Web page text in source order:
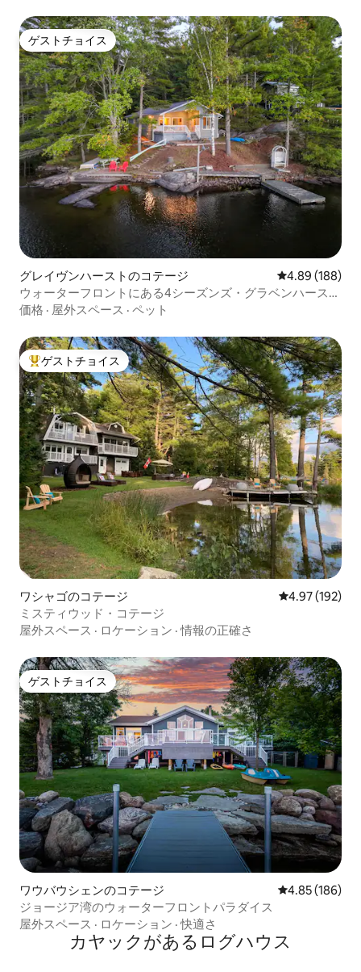
ゲストチョイス
ゲストチョイス
グレイヴンハーストのコテージ レビュー188
4.89 (188)
ウォーターフロントにある4シーズンズ・グラベンハースト
の3寝室のコテージ
価格 · 屋外スペース · ペット
大好評のゲストチョイスです。
ゲストチョイス
ワシャゴのコテージ レビュー192
4.97 (192)
ミスティウッド・コテージ
屋外スペース · ロケーション ·情報の正確さ
ゲストチョイス
ゲストチョイス
ワウバウシェンのコテージ レビュー186
4.85 (186)
ジョージア湾のウォーターフロントパラダイス
屋外スペース · ロケーション ·快適さ
カヤックがあるログハウス